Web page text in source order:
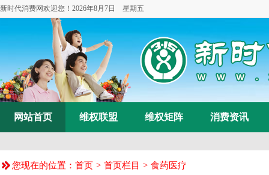
新时代消费网欢迎您！ 2026年8月7日 星期五
网站首页 维权联盟 维权矩阵 消费资讯
您现在的位置： 首页 > 首页栏目 > 食药医疗